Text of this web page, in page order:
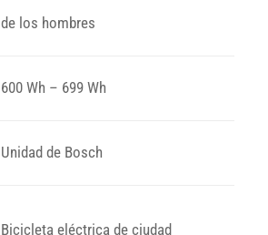
de los hombres
600 Wh – 699 Wh
Unidad de Bosch
Bicicleta eléctrica de ciudad